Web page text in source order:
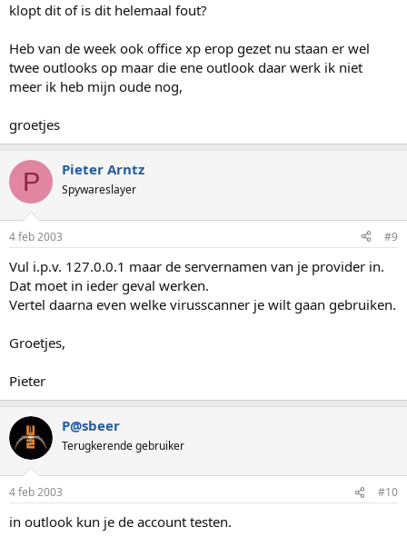
klopt dit of is dit helemaal fout?
Heb van de week ook office xp erop gezet nu staan er wel
twee outlooks op maar die ene outlook daar werk ik niet
meer ik heb mijn oude nog,
groetjes
P Pieter Arntz
Spywareslayer
4 feb 2003 #9
Vul i.p.v. 127.0.0.1 maar de servernamen van je provider in.
Dat moet in ieder geval werken.
Vertel daarna even welke virusscanner je wilt gaan gebruiken.
Groetjes,
Pieter
P@sbeer
Terugkerende gebruiker
4 feb 2003 #10
in outlook kun je de account testen.